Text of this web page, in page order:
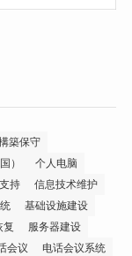
築保守
）
个人电脑
持
信息技术维护
基础设施建设
复
服务器建设
会议
电话会议系统